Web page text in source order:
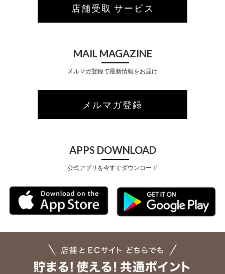
店舗受取 サービス
MAIL MAGAZINE
メルマガ登録で最新情報をお届け
メルマガ登録
APPS DOWNLOAD
公式アプリを今すぐダウンロード